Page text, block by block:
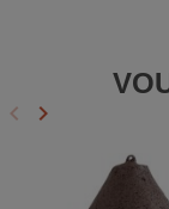
Précédent
keyboard_arrow_left Suivant
keyboard_arrow_right